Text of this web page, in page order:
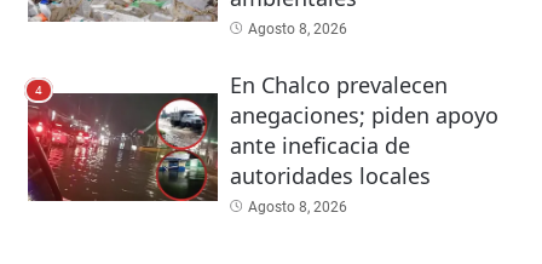
Agosto 8, 2026
4
En Chalco prevalecen
anegaciones; piden apoyo
ante ineficacia de
autoridades locales
Agosto 8, 2026